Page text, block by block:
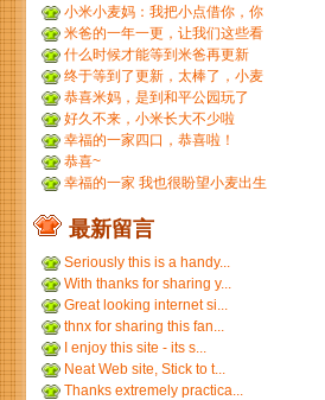
小米到小麦，好温暖 ...
小米小麦妈：我把小点借你，你
那裙子借我们，呵呵呵。...
米爸的一年一更，让我们这些看
友等的好久，小米都长得...
什么时候才能等到米爸再更新
呢？
终于等到了更新，太棒了，小麦
和小米小时候一个模子刻...
恭喜米妈，是到和平公园玩了
吗？ ...
好久不来，小米长大不少啦
幸福的一家四口，恭喜啦！
恭喜~
幸福的一家 我也很盼望小麦出生
最新留言
Seriously this is a handy...
With thanks for sharing y...
Great looking internet si...
thnx for sharing this fan...
I enjoy this site - its s...
Neat Web site, Stick to t...
Thanks extremely practica...